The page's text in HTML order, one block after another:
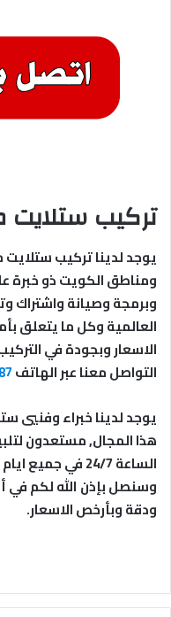
تركيب
يوجد لدينا تركيب
ومناطق الكويت ذو خبرة
وبرمجة وصيانة واشتراك
العالمية وكل ما يتعلق
الاسعار وبجودة في
التواصل معنا عبر الهاتف
هذا المجال, مستعدون
الساعة 24/7 في جميع ايام الاسبوع, فقط اتصل على
وسنصل بإذن الله لكم في
ودقة وبأرخص الاسعار.